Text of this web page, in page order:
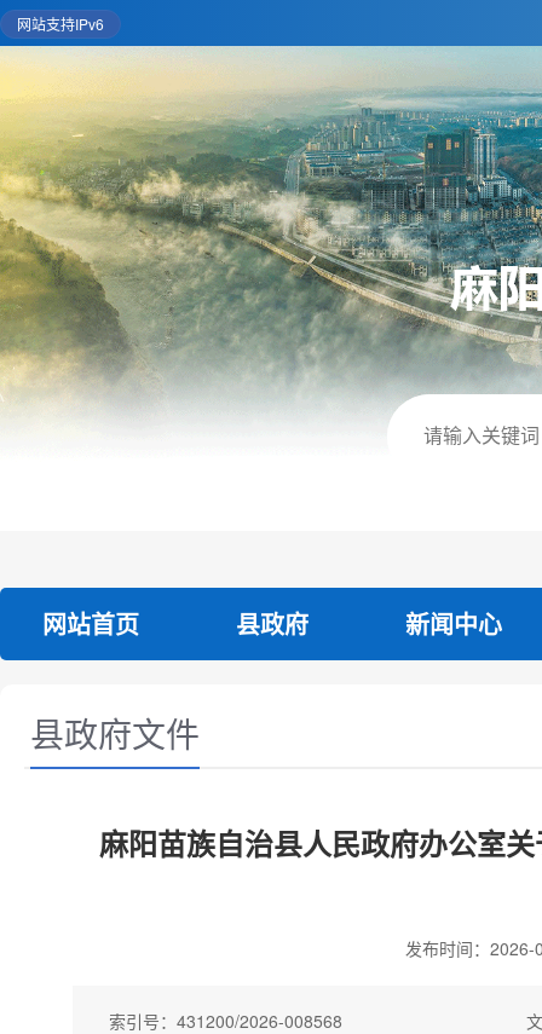
网站支持IPv6
网站首页 县政府 新闻中心
县政府文件
麻阳苗族自治县人民政府办公室
发布时间：2026-
索引号： 431200/2026-008568